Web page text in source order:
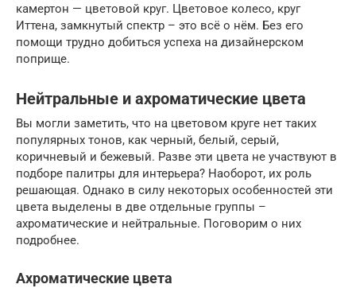
камертон — цветовой круг. Цветовое колесо, круг
Иттена, замкнутый спектр – это всё о нём. Без его
помощи трудно добиться успеха на дизайнерском
поприще.
Нейтральные и ахроматические цвета
Вы могли заметить, что на цветовом круге нет таких
популярных тонов, как черный, белый, серый,
коричневый и бежевый. Разве эти цвета не участвуют в
подборе палитры для интерьера? Наоборот, их роль
решающая. Однако в силу некоторых особенностей эти
цвета выделены в две отдельные группы –
ахроматические и нейтральные. Поговорим о них
подробнее.
Ахроматические цвета